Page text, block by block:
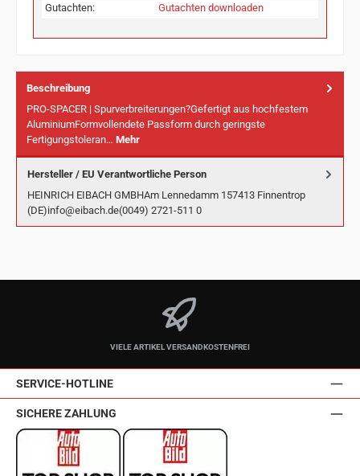
Gutachten: Gutachten downloaden
Beschreibung
PRO-SPACER | Spurverbreiterungen?Gefertigt aus hochfestem
AluminiumFormvollendete Passform durch geringste
Fertigungstoleran… Mehr
Hersteller / EU Verantwortliche Person
HEINRICH EIBACH GMBHAm Lennedamm 157413 Finnentrop
(DE)info@eibach.de(0049) 2721-511 0
VIELE ARTIKEL VERSANDKOSTENFREI
SERVICE-HOTLINE
SICHERE ZAHLUNG